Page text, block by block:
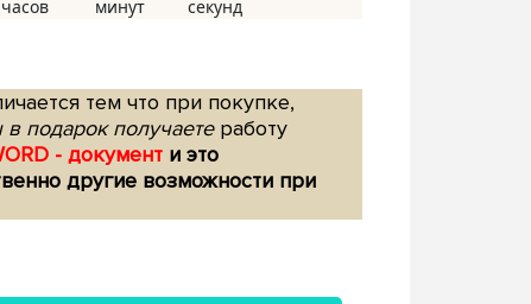
тем что при покупке,
подарок получаетеработу
- документ и это
другие возможности при